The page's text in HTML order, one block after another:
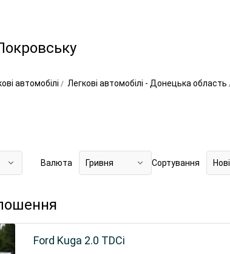
автомобілі Легкові автомобілі - Донецька область
Валюта Гривня Сортування Нові
Ford Kuga 2.0 TDCi